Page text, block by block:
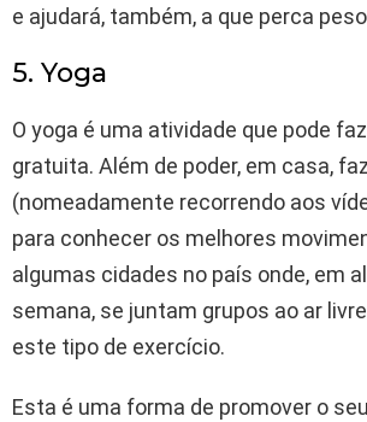
e ajudará, também, a que perca
5. Yoga
O yoga é uma atividade que pode
gratuita. Além de poder, em casa,
(nomeadamente recorrendo aos
para conhecer os melhores
algumas cidades no país onde, em
semana, se juntam grupos ao ar
este tipo de exercício.
Esta é uma forma de promover o